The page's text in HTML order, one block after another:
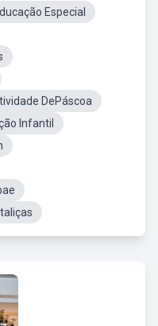
Especial
DePáscoa
Infantil